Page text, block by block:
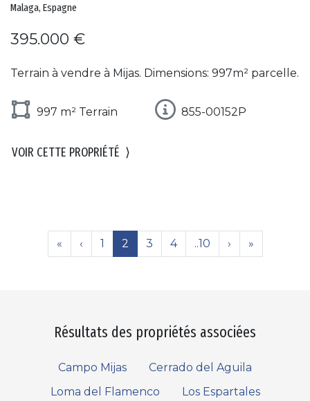
Malaga, Espagne
395.000 €
Terrain à vendre à Mijas. Dimensions: 997m² parcelle.
997 m² Terrain 855-00152P
VOIR CETTE PROPRIÉTÉ ⟩
« ‹ 1 2 3 4 ..10 › »
Résultats des propriétés associées
Campo Mijas
Cerrado del Aguila
Loma del Flamenco
Los Espartales